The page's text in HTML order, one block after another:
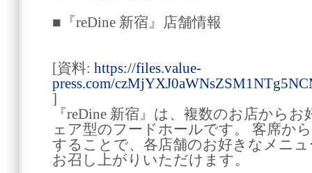
■『reDine 新宿』店舗情報
[資料: https://files.value-
press.com/
]
『reDine 新宿』は、複数のお店から
ェア型のフードホールです。 客席か
することで、各店舗のお好きなメニ
お召し上がりいただけます。